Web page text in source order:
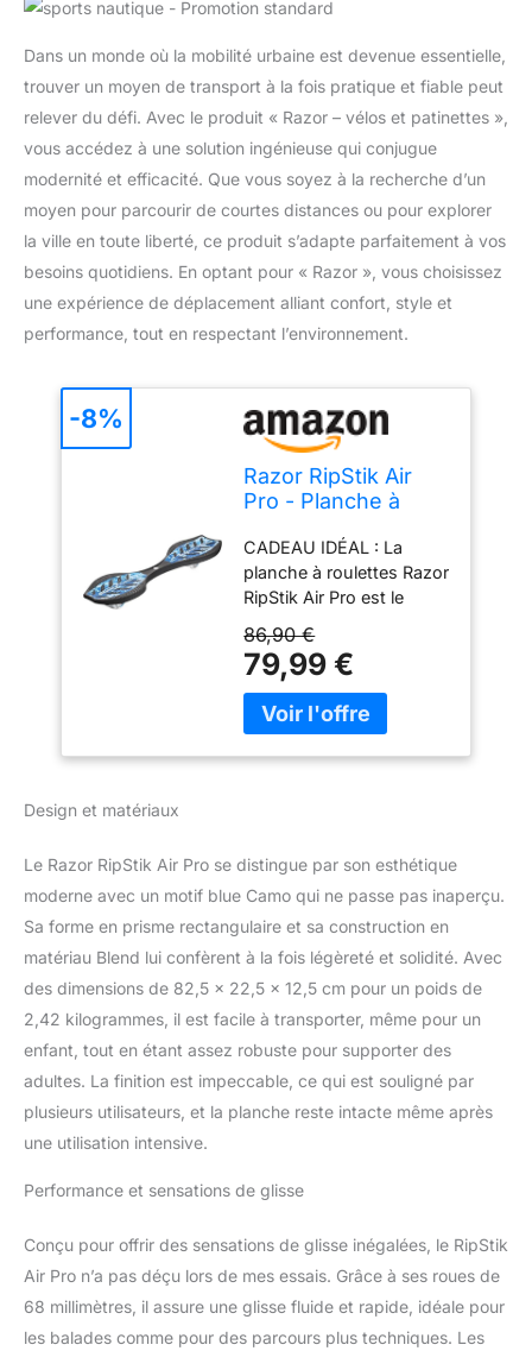
Dans un monde où la mobilité urbaine est devenue essentielle,
trouver un moyen de transport à la fois pratique et fiable peut
relever du défi. Avec le produit « Razor – vélos et patinettes »,
vous accédez à une solution ingénieuse qui conjugue
modernité et efficacité. Que vous soyez à la recherche d’un
moyen pour parcourir de courtes distances ou pour explorer
la ville en toute liberté, ce produit s’adapte parfaitement à vos
besoins quotidiens. En optant pour « Razor », vous choisissez
une expérience de déplacement alliant confort, style et
performance, tout en respectant l’environnement.
Razor RipStik Air
Pro - Planche à
Enfants 8+ avec
Direction 360°,
Planche à Vagues
avec Bande
Antidérapante,
Polymère Renforcé,
Planche à 2 Roues
Compacte et
Légère - Bleu Camo
CADEAU IDÉAL : La
planche à roulettes Razor
RipStik Air Pro est le
enfant de plus de 8 ans
(jusqu'à 100 kg) pour
tailler sa route en ville !
TOUTES LES
qui n'est pas possible
sur d'autres planches à
vagues. UNE PIÈCE :
Rejoignant la gamme
iconique de planches de
vagues de Razor, la
RipStik Air Pro fléchit et
se tord sans barre de
torsion. Cela signifie que
votre enfant n'aura pas
besoin de descendre et
RANDONNEES EN
planche à deux roues est
équipée de roues en
uréthane avec des
roulements à grande
vitesse et une bande
86,90 €
79,99 €
-8%
Design et matériaux
Le Razor RipStik Air Pro se distingue par son esthétique
moderne avec un motif blue Camo qui ne passe pas inaperçu.
Sa forme en prisme rectangulaire et sa construction en
matériau Blend lui confèrent à la fois légèreté et solidité. Avec
des dimensions de 82,5 x 22,5 x 12,5 cm pour un poids de
2,42 kilogrammes, il est facile à transporter, même pour un
enfant, tout en étant assez robuste pour supporter des
adultes. La finition est impeccable, ce qui est souligné par
plusieurs utilisateurs, et la planche reste intacte même après
une utilisation intensive.
Performance et sensations de glisse
Conçu pour offrir des sensations de glisse inégalées, le RipStik
Air Pro n’a pas déçu lors de mes essais. Grâce à ses roues de
68 millimètres, il assure une glisse fluide et rapide, idéale pour
les balades comme pour des parcours plus techniques. Les